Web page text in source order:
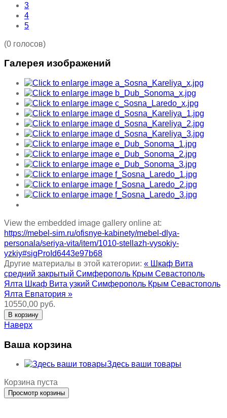
3
4
5
(0 голосов)
Галерея изображений
View the embedded image gallery online at:
https://mebel-sim.ru/ofisnye-kabinety/mebel-dlya-
personala/seriya-vita/item/1010-stellazh-vysokiy-
yzkiy#sigProId6443e97b68
Другие материалы в этой категории: « Шкаф Вита
средний закрытый Симферополь Крым Севастополь
Ялта Шкаф Вита узкий Симферополь Крым Севастополь
Ялта Евпатория »
10550,00 руб.
Наверх
Ваша корзина
Здесь ваши товары
Корзина пуста